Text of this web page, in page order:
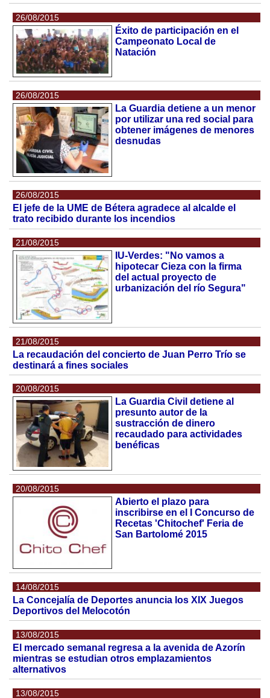
26/08/2015
Éxito de participación en el
Campeonato Local de
Natación
26/08/2015
La Guardia detiene a un menor
por utilizar una red social para
obtener imágenes de menores
desnudas
26/08/2015
El jefe de la UME de Bétera agradece al alcalde el
trato recibido durante los incendios
21/08/2015
IU-Verdes: "No vamos a
hipotecar Cieza con la firma
del actual proyecto de
urbanización del río Segura"
21/08/2015
La recaudación del concierto de Juan Perro Trío se
destinará a fines sociales
20/08/2015
La Guardia Civil detiene al
presunto autor de la
sustracción de dinero
recaudado para actividades
benéficas
20/08/2015
Abierto el plazo para
inscribirse en el I Concurso de
Recetas 'Chitochef' Feria de
San Bartolomé 2015
14/08/2015
La Concejalía de Deportes anuncia los XIX Juegos
Deportivos del Melocotón
13/08/2015
El mercado semanal regresa a la avenida de Azorín
mientras se estudian otros emplazamientos
alternativos
13/08/2015